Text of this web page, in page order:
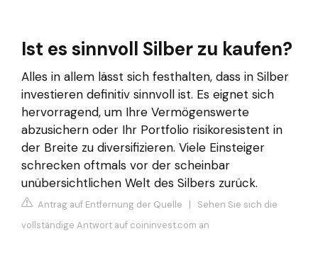
Ist es sinnvoll Silber zu kaufen?
Alles in allem lässt sich festhalten, dass in Silber
investieren definitiv sinnvoll ist. Es eignet sich
hervorragend, um Ihre Vermögenswerte
abzusichern oder Ihr Portfolio risikoresistent in
der Breite zu diversifizieren. Viele Einsteiger
schrecken oftmals vor der scheinbar
unübersichtlichen Welt des Silbers zurück.
Antrag auf Entfernung der Quelle | Sehen Sie sich die
vollständige Antwort auf coininvest.com an